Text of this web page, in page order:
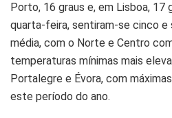
Porto, 16 graus e, em Lisboa, 17
quarta-feira, sentiram-se cinco e
média, com o Norte e Centro
temperaturas mínimas mais
Portalegre e Évora, com
este período do ano.